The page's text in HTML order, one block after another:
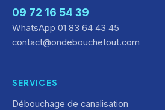
09 72 16 54 39
WhatsApp 01 83 64 43 45
contact@ondebouchetout.com
SERVICES
Débouchage de canalisation